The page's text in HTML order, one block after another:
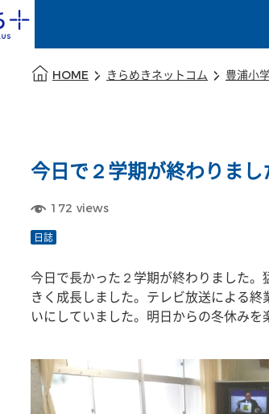
HOME きらめきネットコム 豊浦小
今日で２学期が終わりまし
172 views
日誌
今日で長かった２学期が終わりました
きく成長しました。テレビ放送による
いにしていました。明日からの冬休みを